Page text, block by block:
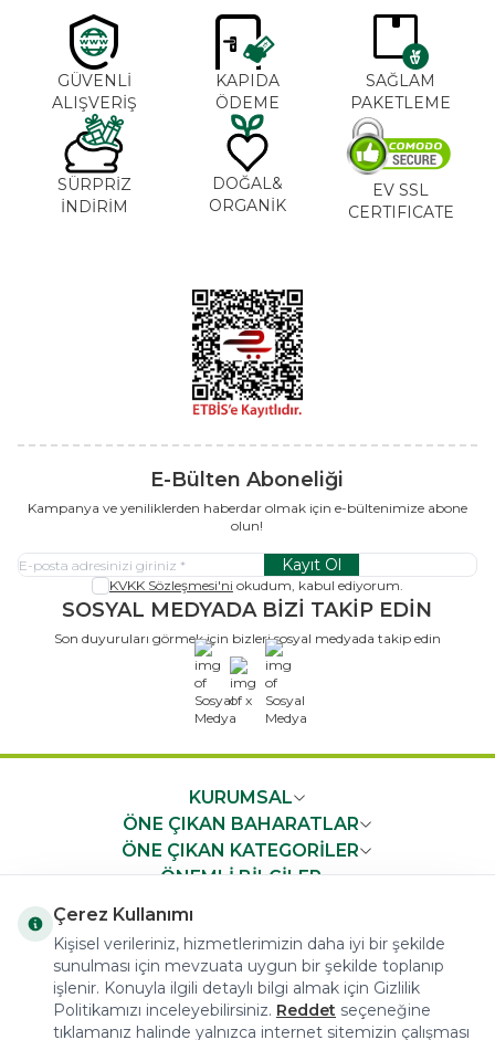
GÜVENLİ
ALIŞVERİŞ
KAPIDA
ÖDEME
SAĞLAM
PAKETLEME
SÜRPRİZ
İNDİRİM
DOĞAL&
ORGANİK
EV SSL
CERTIFICATE
E-Bülten Aboneliği
Kampanya ve yeniliklerden haberdar olmak için e-bültenimize abone
olun!
Kayıt Ol
KVKK Sözleşmesi'ni okudum, kabul ediyorum.
SOSYAL MEDYADA BİZİ TAKİP EDİN
Son duyuruları görmek için bizleri sosyal medyada takip edin
x
KURUMSAL
ÖNE ÇIKAN BAHARATLAR
ÖNE ÇIKAN KATEGORİLER
ÖNEMLİ BİLGİLER
Çerez Kullanımı
Kişisel verileriniz, hizmetlerimizin daha iyi bir şekilde
sunulması için mevzuata uygun bir şekilde toplanıp
işlenir. Konuyla ilgili detaylı bilgi almak için Gizlilik
Politikamızı inceleyebilirsiniz. Reddet seçeneğine
tıklamanız halinde yalnızca internet sitemizin çalışması